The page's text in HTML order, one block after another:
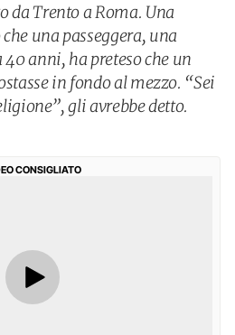
da Trento a Roma. Una
una passeggera, una
anni, ha preteso che un
in fondo al mezzo. “Sei
gli avrebbe detto.
CONSIGLIATO